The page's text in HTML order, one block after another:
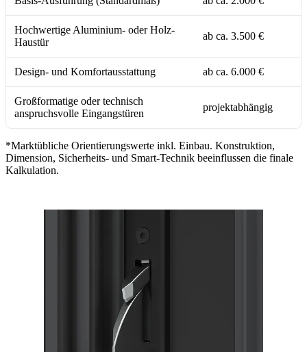
Hochwertige Aluminium- oder Holz-
Haustür
ab ca. 3.500 €
Design- und Komfortausstattung ab ca. 6.000 €
Großformatige oder technisch
anspruchsvolle Eingangstüren
projektabhängig
*Marktübliche Orientierungswerte inkl. Einbau. Konstruktion,
Dimension, Sicherheits- und Smart-Technik beeinflussen die finale
Kalkulation.